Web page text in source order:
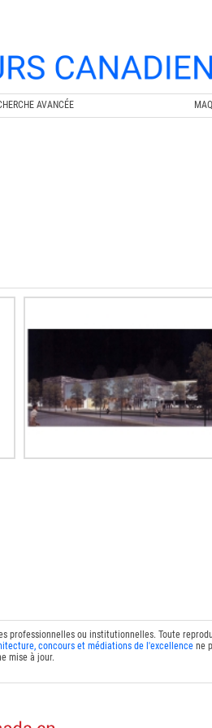
AVANCÉE
professionnelles ou institutionnelles. Toute
concours et médiations de l'excellencene
mise à jour.